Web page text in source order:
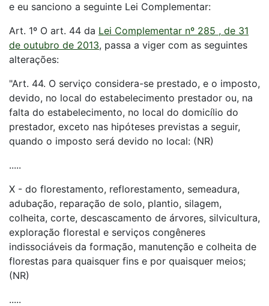
e eu sanciono a seguinte Lei Complementar:
Art. 1º O art. 44 da Lei Complementar nº 285 , de 31
de outubro de 2013, passa a viger com as seguintes
alterações:
"Art. 44. O serviço considera-se prestado, e o imposto,
devido, no local do estabelecimento prestador ou, na
falta do estabelecimento, no local do domicílio do
prestador, exceto nas hipóteses previstas a seguir,
quando o imposto será devido no local: (NR)
.....
X - do florestamento, reflorestamento, semeadura,
adubação, reparação de solo, plantio, silagem,
colheita, corte, descascamento de árvores, silvicultura,
exploração florestal e serviços congêneres
indissociáveis da formação, manutenção e colheita de
florestas para quaisquer fins e por quaisquer meios;
(NR)
.....